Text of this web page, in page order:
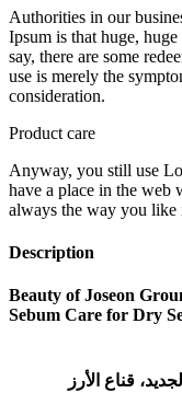
Authorities in our
Ipsum is that huge,
say, there are some
use is merely the
consideration.
Product care
Anyway, you still use
have a place in the web
always the way you like
Description
Beauty of Joseon
Sebum Care for Dry
قناع الأرز